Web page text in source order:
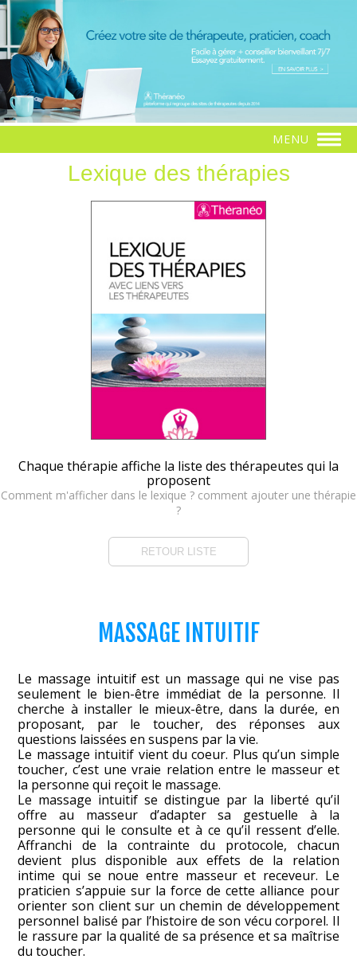
MENU
Lexique des thérapies
Chaque thérapie affiche la liste des thérapeutes qui la
proposent
Comment m'afficher dans le lexique ? comment ajouter une thérapie
?
RETOUR LISTE
MASSAGE INTUITIF
Le massage intuitif est un massage qui ne vise pas
seulement le bien-être immédiat de la personne. Il
cherche à installer le mieux-être, dans la durée, en
proposant, par le toucher, des réponses aux
questions laissées en suspens par la vie.
Le massage intuitif vient du coeur. Plus qu’un simple
toucher, c’est une vraie relation entre le masseur et
la personne qui reçoit le massage.
Le massage intuitif se distingue par la liberté qu’il
offre au masseur d’adapter sa gestuelle à la
personne qui le consulte et à ce qu’il ressent d’elle.
Affranchi de la contrainte du protocole, chacun
devient plus disponible aux effets de la relation
intime qui se noue entre masseur et receveur. Le
praticien s’appuie sur la force de cette alliance pour
orienter son client sur un chemin de développement
personnel balisé par l’histoire de son vécu corporel. Il
le rassure par la qualité de sa présence et sa maîtrise
du toucher.